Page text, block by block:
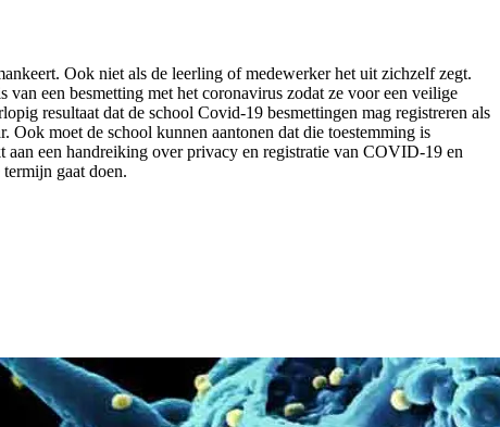
Ook niet als de leerling of medewerker het uit zichzelf zegt.
een besmetting met het coronavirus zodat ze voor een veilige
resultaat dat de school Covid-19 besmettingen mag registreren als
moet de school kunnen aantonen dat die toestemming is
aan een handreiking over privacy en registratie van COVID-19 en
gaat doen.